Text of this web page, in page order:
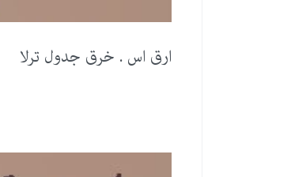
ارق اس . خرق جدول ترلا